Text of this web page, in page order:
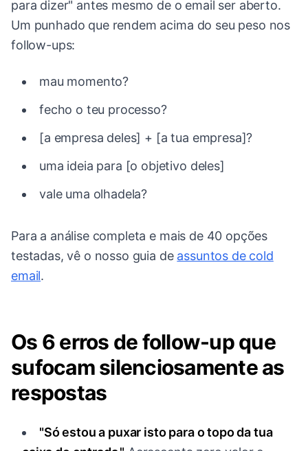
para dizer" antes mesmo de o email ser aberto.
Um punhado que rendem acima do seu peso nos
follow-ups:
mau momento?
fecho o teu processo?
[a empresa deles] + [a tua empresa]?
uma ideia para [o objetivo deles]
vale uma olhadela?
Para a análise completa e mais de 40 opções
testadas, vê o nosso guia de assuntos de cold
email.
Os 6 erros de follow-up que
sufocam silenciosamente as
respostas
"Só estou a puxar isto para o topo da tua